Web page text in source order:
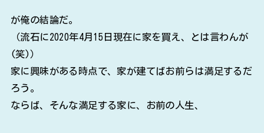
が俺の結論だ。
（流石に2020年4月15日現在に家を買え、とは言わんが
(笑)）
家に興味がある時点で、家が建てばお前らは満足するだ
ろう。
ならば、そんな満足する家に、お前の人生、